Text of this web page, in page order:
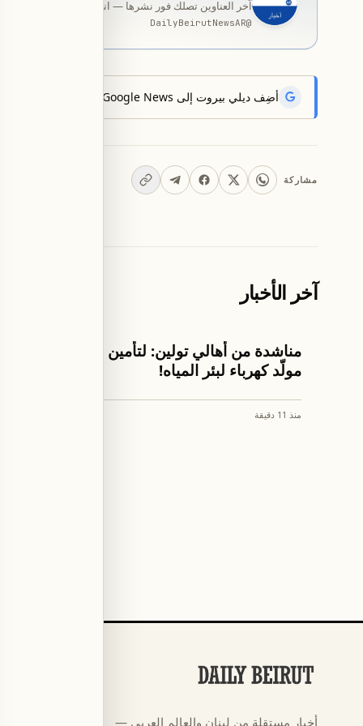
آخر العناوين تصلك فور نشرها — انضمّ إلى قناة المخصّصة
@
DailyBeirutNewsAR
أضِف ديلي بيروت إلى Google News لتتلقّى أحدث الأخبار أوّلاً.
مشاركة
آخر الأخبار
اخبار لبنان
مناشدة من أهالي تولين: لتأمين
مولّد كهرباء لبئر المياه!
منذ 11 دقيقة
أخبار مستقلة من لبنان والعالم العربي —